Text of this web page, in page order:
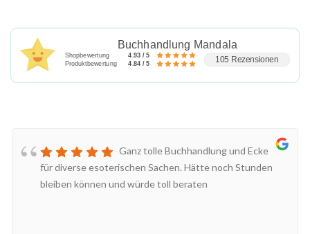
Buchhandlung Mandala
Shopbewertung 4.93 / 5
Produktbewertung 4.84 / 5 105 Rezensionen
Ganz tolle Buchhandlung und Ecke
für diverse esoterischen Sachen. Hätte noch Stunden
bleiben können und würde toll beraten